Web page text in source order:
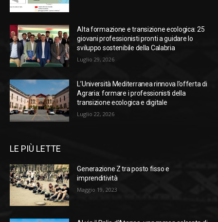
Alta formazione e transizione ecologica: 25
giovani professionisti pronti a guidare lo
sviluppo sostenibile della Calabria
Luglio 29, 2026
L’Università Mediterranea rinnova l’offerta di
Agraria: formare i professionisti della
transizione ecologica e digitale
Luglio 22, 2026
LE PIÙ LETTE
Generazione Z tra posto fisso e
imprenditività
Maggio 19, 2023